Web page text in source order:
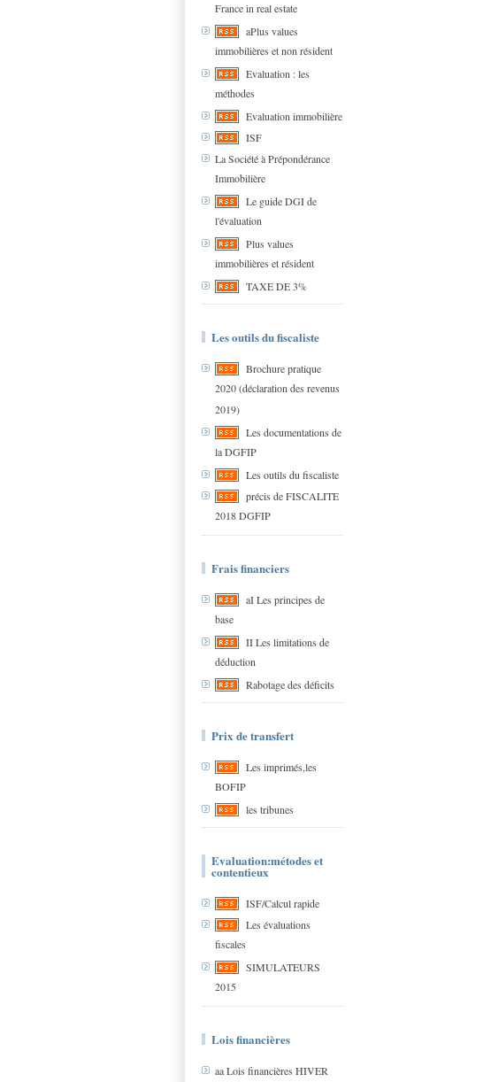
France in real estate
aPlus values
immobilières et non résident
Evaluation : les
méthodes
Evaluation immobilière
ISF
La Société à Prépondérance
Immobilière
Le guide DGI de
l'évaluation
Plus values
immobilières et résident
TAXE DE 3%
Les outils du fiscaliste
Brochure pratique
2020 (déclaration des revenus
2019)
Les documentations de
la DGFIP
Les outils du fiscaliste
précis de FISCALITE
2018 DGFIP
Frais financiers
aI Les principes de
base
II Les limitations de
déduction
Rabotage des déficits
Prix de transfert
Les imprimés,les
BOFIP
les tribunes
Evaluation:métodes et
contentieux
ISF/Calcul rapide
Les évaluations
fiscales
SIMULATEURS
2015
Lois financières
aa Lois financières HIVER